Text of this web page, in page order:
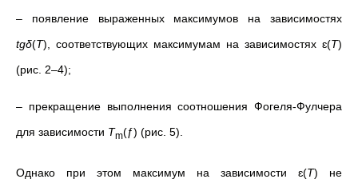
– появление выраженных максимумов на зависимостях
tgδ(T), соответствующих максимумам на зависимостях ɛ(T)
(рис. 2–4);
– прекращение выполнения соотношения Фогеля-Фулчера
для зависимости Tm(ƒ) (рис. 5).
Однако при этом максимум на зависимости ɛ(T) не